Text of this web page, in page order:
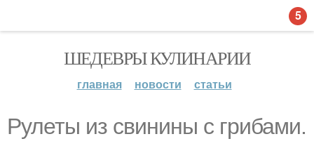
ШЕДЕВРЫ КУЛИНАРИИ
главная новости статьи
Рулеты из свинины с грибами.
5